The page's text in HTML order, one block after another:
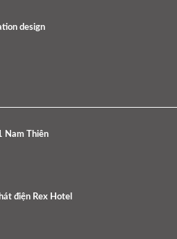
design
Nam Thiên
điện Rex Hotel